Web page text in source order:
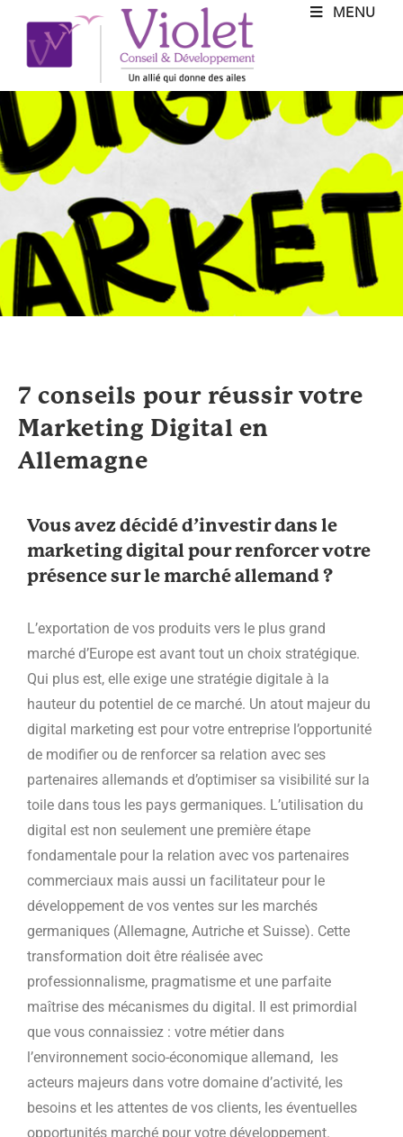
MENU
7 conseils pour réussir votre
Marketing Digital en
Allemagne
Vous avez décidé d’investir dans le
marketing digital pour renforcer votre
présence sur le marché allemand ?
L’exportation de vos produits vers le plus grand
marché d’Europe est avant tout un choix stratégique.
Qui plus est, elle exige une stratégie digitale à la
hauteur du potentiel de ce marché. Un atout majeur du
digital marketing est pour votre entreprise l’opportunité
de modifier ou de renforcer sa relation avec ses
partenaires allemands et d’optimiser sa visibilité sur la
toile dans tous les pays germaniques. L’utilisation du
digital est non seulement une première étape
fondamentale pour la relation avec vos partenaires
commerciaux mais aussi un facilitateur pour le
développement de vos ventes sur les marchés
germaniques (Allemagne, Autriche et Suisse). Cette
transformation doit être réalisée avec
professionnalisme, pragmatisme et une parfaite
maîtrise des mécanismes du digital. Il est primordial
que vous connaissiez : votre métier dans
l’environnement socio-économique allemand, les
acteurs majeurs dans votre domaine d’activité, les
besoins et les attentes de vos clients, les éventuelles
opportunités marché pour votre développement.